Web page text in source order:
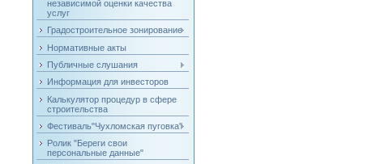
независимой оценки качества
услуг
Градостроительное зонирование
Нормативные акты
Публичные слушания
Информация для инвесторов
Калькулятор процедур в сфере
строительства
Фестиваль"Чухломская пуговка"
Ролик "Береги свои
персональные данные"